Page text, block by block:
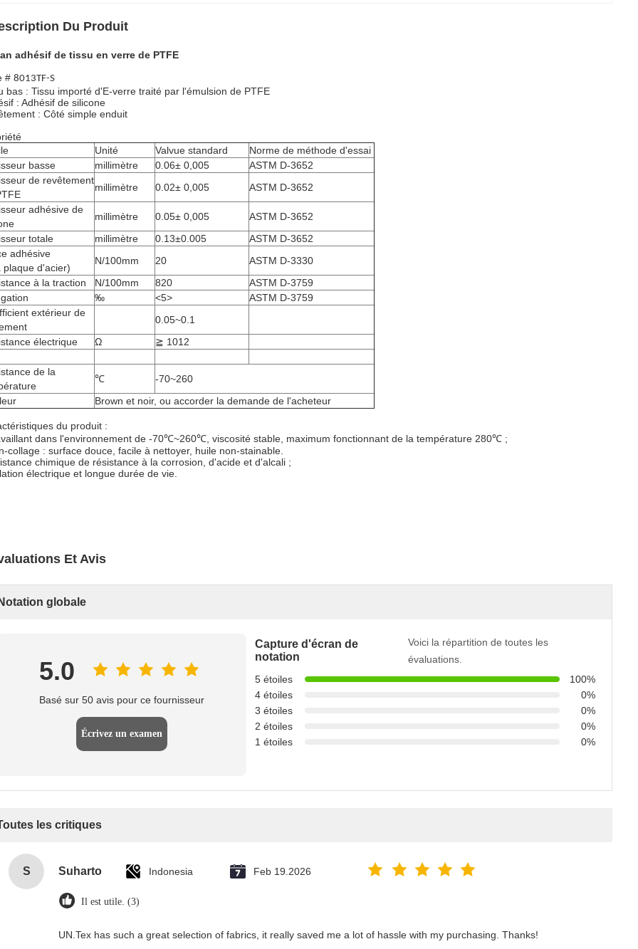
Du Produit
adhésif de tissu en verre de PTFE
# 8013TF-S
bas : Tissu importé d'E-verre traité par l'émulsion de PTFE
: Adhésif de silicone
: Côté simple enduit
Unité Valvue standard
Norme de méthode d'essai
basse
millimètre 0.06± 0,005
ASTM D-3652
de revêtement
millimètre 0.02± 0,005
ASTM D-3652
adhésive de
millimètre 0.05± 0,005
ASTM D-3652
totale
millimètre 0.13±0.005
ASTM D-3652
adhésive
plaque d'acier)
N/100mm 20
ASTM D-3330
à la traction
N/100mm 820
ASTM D-3759
‰ <5>
ASTM D-3759
extérieur de
0.05~0.1
électrique
Ω ≧ 1012
de la
℃
-70~260
Brown et noir, ou accorder la demande de l'acheteur
du produit :
dans l'environnement de -70℃~260℃, viscosité stable, maximum fonctionnant de la température 280℃ ;
collage : surface douce, facile à nettoyer, huile non-stainable.
chimique de résistance à la corrosion, d'acide et d'alcali ;
électrique et longue durée de vie.
Et Avis
globale
5.0
Basé sur 50 avis pour ce fournisseur
Écrivez un examen
Capture d'écran de
notation
Voici la répartition de toutes les
évaluations.
5 étoiles
100%
4 étoiles
0%
3 étoiles
0%
2 étoiles
0%
1 étoiles
0%
les critiques
S Suharto Indonesia Feb 19.2026
Il est utile. (3)
UN.Tex has such a great selection of fabrics, it really saved me a lot of hassle with my purchasing. Thanks!